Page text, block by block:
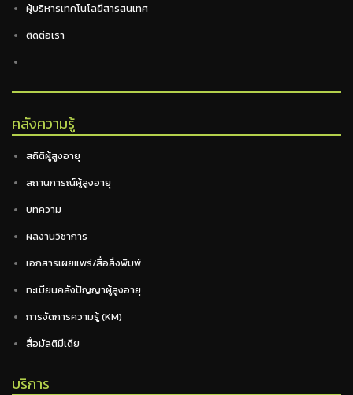
ผู้บริหารเทคโนโลยีสารสนเทศ
ติดต่อเรา
คลังความรู้
สถิติผู้สูงอายุ
สถานการณ์ผู้สูงอายุ
บทความ
ผลงานวิชาการ
เอกสารเผยแพร่/สื่อสิ่งพิมพ์
ทะเบียนคลังปัญญาผู้สูงอายุ
การจัดการความรู้ (KM)
สื่อมัลติมีเดีย
บริการ